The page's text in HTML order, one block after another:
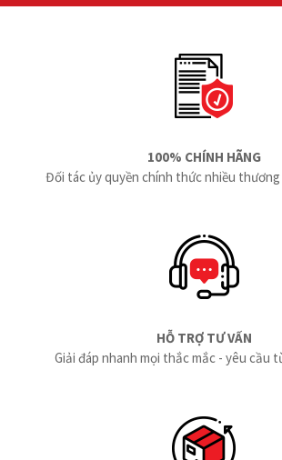
100% CHÍNH HÃNG
Đối tác ủy quyền chính thức nhiều thương
HỖ TRỢ TƯ VẤN
Giải đáp nhanh mọi thắc mắc - yêu cầu